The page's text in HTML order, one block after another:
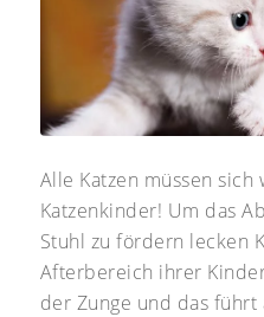
Alle Katzen müssen sich
Katzenkinder! Um das
Stuhl zu fördern lecken
Afterbereich ihrer
der Zunge und das